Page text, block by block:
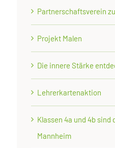
Partnerschaftsverein
Projekt Malen
Die innere Stärke
Lehrerkartenaktion
Klassen 4a und 4b
Mannheim